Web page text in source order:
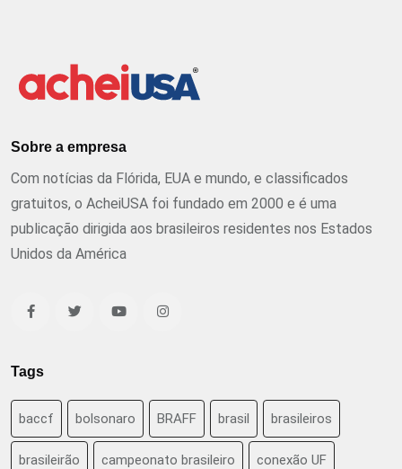
Sobre a empresa
Com notícias da Flórida, EUA e mundo, e classificados
gratuitos, o AcheiUSA foi fundado em 2000 e é uma
publicação dirigida aos brasileiros residentes nos Estados
Unidos da América
Tags
baccf bolsonaro BRAFF brasil brasileiros
brasileirão campeonato brasileiro conexão UF